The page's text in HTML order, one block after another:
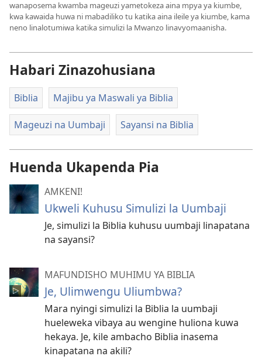
wanaposema kwamba mageuzi yametokeza aina mpya ya kiumbe,
kwa kawaida huwa ni mabadiliko tu katika aina ileile ya kiumbe, kama
neno linalotumiwa katika simulizi la Mwanzo linavyomaanisha.
Habari Zinazohusiana
Biblia Majibu ya Maswali ya Biblia
Mageuzi na Uumbaji Sayansi na Biblia
Huenda Ukapenda Pia
AMKENI!
Ukweli Kuhusu Simulizi la Uumbaji
Je, simulizi la Biblia kuhusu uumbaji linapatana
na sayansi?
MAFUNDISHO MUHIMU YA BIBLIA
Je, Ulimwengu Uliumbwa?
Mara nyingi simulizi la Biblia la uumbaji
hueleweka vibaya au wengine huliona kuwa
hekaya. Je, kile ambacho Biblia inasema
kinapatana na akili?